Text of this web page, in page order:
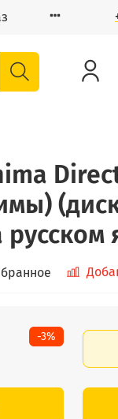
-3%